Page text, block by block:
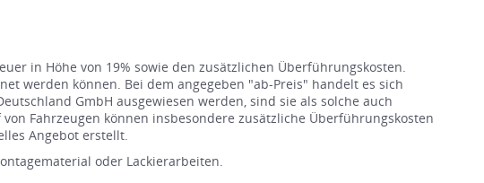
in Höhe von 19% sowie den zusätzlichen Überführungskosten.
werden können. Bei dem angegeben "ab-Preis" handelt es sich
GmbH ausgewiesen werden, sind sie als solche auch
Fahrzeugen können insbesondere zusätzliche Überführungskosten
Angebot erstellt.
oder Lackierarbeiten.